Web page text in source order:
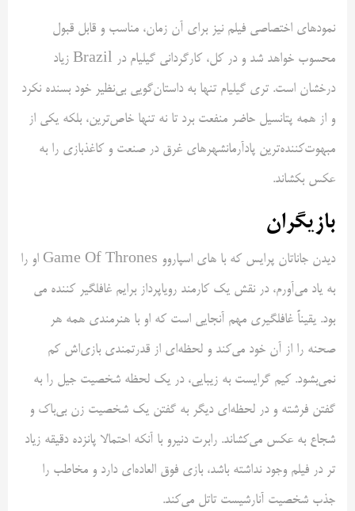
نمود‌های اختصاصی فیلم نیز برای آن زمان، مناسب و قابل قبول
محسوب خواهد شد و در کل، کارگردانی گیلیام در Brazil زیاد
درخشان است. تری گیلیام تنها به داستان‌گویی بی‌نظیر خود بسنده نکرد
و از همه پتانسیل حاضر منفعت برد تا نه تنها خاص‌ترین، بلکه یکی از
مبهوت‌کننده‌ترین پادآرمانشهرهای غرق در صنعت و کاغذبازی را به
عکس بکشاند.
بازیگران
دیدن جاناتان پرایس که با های اسپاروو Game Of Thrones او را
به یاد می‌آورم، در نقش یک کارمند رویاپرداز برایم غافلگیر کننده می
بود. یقیناً غافلگیری مهم آنجایی است که او با هنرمندی همه هر
صحنه را از آن خود می‌کند و لحظه‌ای از قدرتمندی بازی‌اش کم
نمی‌بشود. کیم گرایست به زیبایی، در یک لحظه شخصیت جیل را به
گفتن فرشته‌ و در لحظه‌ای دیگر به گفتن یک شخصیت زن بی‌باک و
شجاع به عکس می‌کشاند. رابرت دنیرو با آنکه احتمالا پانزده دقیقه زیاد
تر در فیلم وجود نداشته باشد، بازی فوق العاده‌ای دارد و مخاطب را
جذب شخصیت آنارشیست تاتل می‌کند.